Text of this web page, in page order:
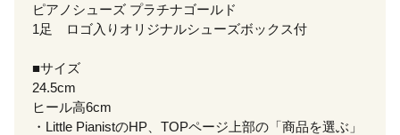
ピアノシューズ プラチナゴールド
1足 ロゴ入りオリジナルシューズボックス付
■サイズ
24.5cm
ヒール高6cm
・Little PianistのHP、TOPページ上部の「商品を選ぶ」